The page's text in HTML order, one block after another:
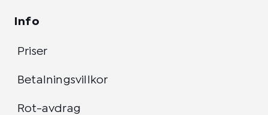
Info
Priser
Betalningsvillkor
Rot-avdrag